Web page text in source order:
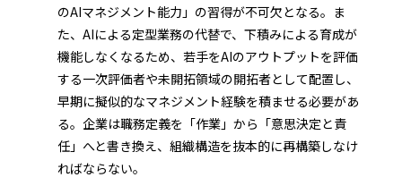
のAIマネジメント能力」の習得が不可欠となる。ま
た、AIによる定型業務の代替で、下積みによる育成が
機能しなくなるため、若手をAIのアウトプットを評価
する一次評価者や未開拓領域の開拓者として配置し、
早期に擬似的なマネジメント経験を積ませる必要があ
る。企業は職務定義を「作業」から「意思決定と責
任」へと書き換え、組織構造を抜本的に再構築しなけ
ればならない。